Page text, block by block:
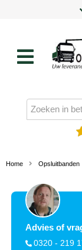
Home Opsluitbanden
Advies of
0320 - 219